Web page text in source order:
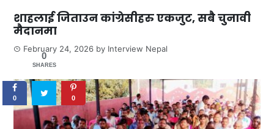
शाहलाई जिताउन कांग्रेसीहरु एकजुट, सबै चुनावी
मैदानमा
February 24, 2026 by Interview Nepal
0
SHARES
0 0